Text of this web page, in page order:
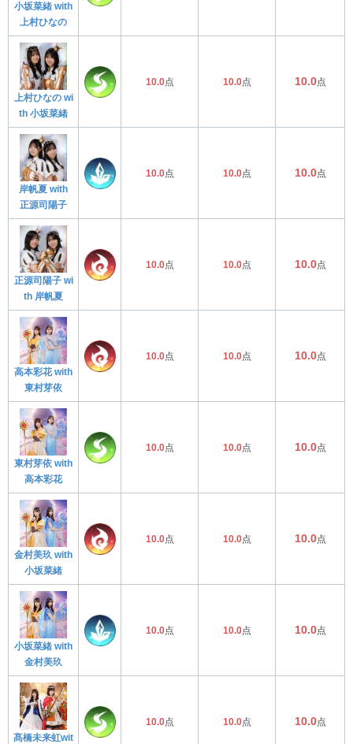
小坂菜緒 with
上村ひなの
上村ひなの wi
th 小坂菜緒
10.0点 10.0点 10.0点
岸帆夏 with
正源司陽子
10.0点 10.0点 10.0点
正源司陽子 wi
th 岸帆夏
10.0点 10.0点 10.0点
高本彩花 with
東村芽依
10.0点 10.0点 10.0点
東村芽依 with
高本彩花
10.0点 10.0点 10.0点
金村美玖 with
小坂菜緒
10.0点 10.0点 10.0点
小坂菜緒 with
金村美玖
10.0点 10.0点 10.0点
髙橋未来虹wit
10.0点 10.0点 10.0点